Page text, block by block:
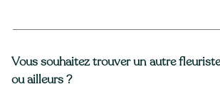
Vous souhaitez trouver un autre
ou ailleurs ?